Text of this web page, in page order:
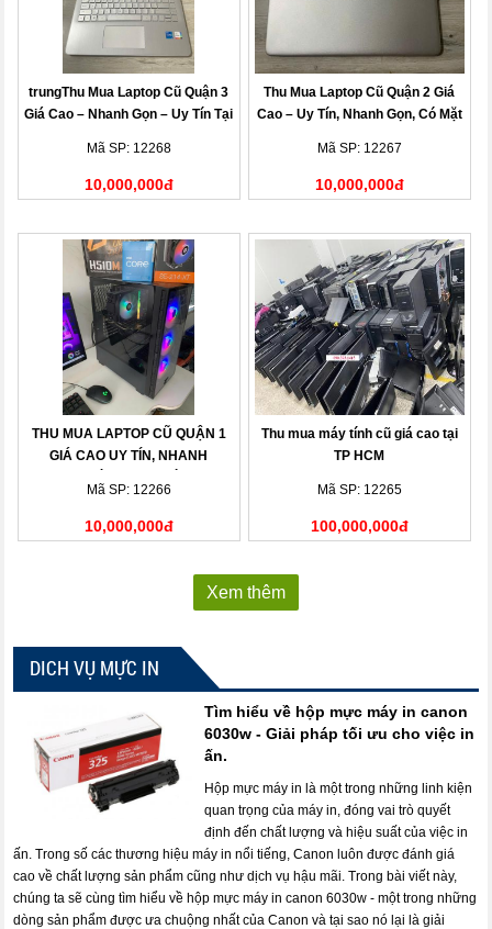
trungThu Mua Laptop Cũ Quận 3
Giá Cao – Nhanh Gọn – Uy Tín Tại
Mã SP: 12268
10,000,000đ
Thu Mua Laptop Cũ Quận 2 Giá
Cao – Uy Tín, Nhanh Gọn, Có Mặt
Mã SP: 12267
10,000,000đ
THU MUA LAPTOP CŨ QUẬN 1
GIÁ CAO UY TÍN, NHANH
Mã SP: 12266
10,000,000đ
Thu mua máy tính cũ giá cao tại
TP HCM
Mã SP: 12265
100,000,000đ
Xem thêm
DICH VỤ MỰC IN
Tìm hiểu về hộp mực máy in canon
6030w - Giải pháp tối ưu cho việc in
ấn.
Hộp mực máy in là một trong những linh kiện
quan trọng của máy in, đóng vai trò quyết
định đến chất lượng và hiệu suất của việc in
ấn. Trong số các thương hiệu máy in nổi tiếng, Canon luôn được đánh giá
cao về chất lượng sản phẩm cũng như dịch vụ hậu mãi. Trong bài viết này,
chúng ta sẽ cùng tìm hiểu về hộp mực máy in canon 6030w - một trong những
dòng sản phẩm được ưa chuộng nhất của Canon và tại sao nó lại là giải